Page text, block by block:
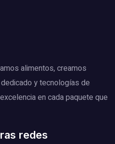
alimentos, creamos
y tecnologías de
en cada paquete que
redes